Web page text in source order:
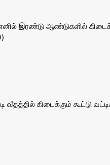
இரண்டு ஆண்டுகளில்
கிடைக்கும் கூட்டு